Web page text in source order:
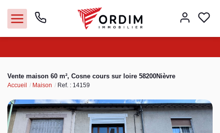
Acheter
Louer
Vente maison 60 m², Cosne cours sur loire 58200Nièvre
Accueil Maison Ref. : 14159